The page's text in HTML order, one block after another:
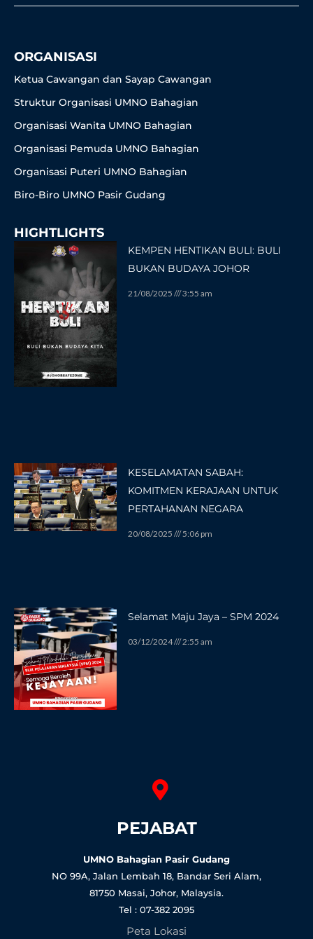
o
r
r
e
ORGANISASI
Ketua Cawangan dan Sayap Cawangan
Struktur Organisasi UMNO Bahagian
Organisasi Wanita UMNO Bahagian
Organisasi Pemuda UMNO Bahagian
Organisasi Puteri UMNO Bahagian
Biro-Biro UMNO Pasir Gudang
HIGHTLIGHTS
KEMPEN HENTIKAN BULI: BULI
BUKAN BUDAYA JOHOR
21/08/2025 3:55 am
KESELAMATAN SABAH:
KOMITMEN KERAJAAN UNTUK
PERTAHANAN NEGARA
20/08/2025 5:06 pm
Selamat Maju Jaya – SPM 2024
03/12/2024 2:55 am
PEJABAT
UMNO Bahagian Pasir Gudang
NO 99A, Jalan Lembah 18, Bandar Seri Alam,
81750 Masai, Johor, Malaysia.
Tel : 07-382 2095
Peta Lokasi